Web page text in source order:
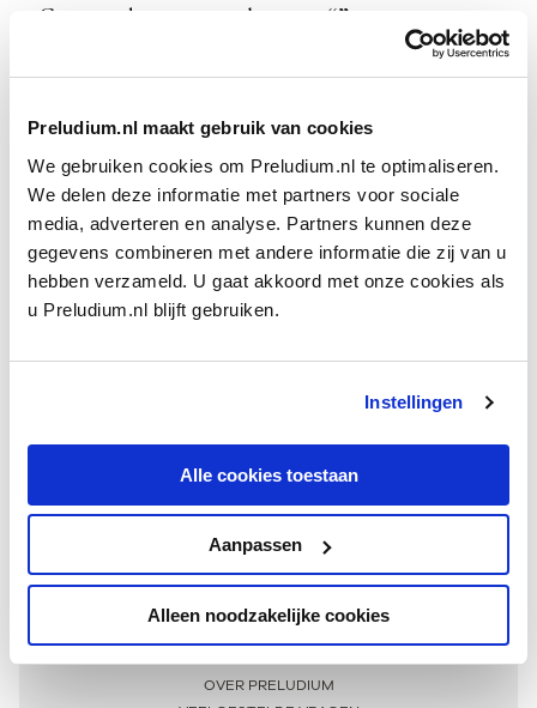
Preludium.nl maakt gebruik van cookies
We gebruiken cookies om Preludium.nl te optimaliseren.
We delen deze informatie met partners voor sociale
media, adverteren en analyse. Partners kunnen deze
gegevens combineren met andere informatie die zij van u
hebben verzameld. U gaat akkoord met onze cookies als
u Preludium.nl blijft gebruiken.
Instellingen
Alle cookies toestaan
Aanpassen
Alleen noodzakelijke cookies
Geen resultaten gevonden voor “”.
Meer informatie
OVER PRELUDIUM